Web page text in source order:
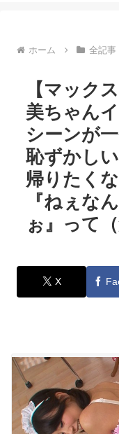
ホーム 全記事
【マック
美ちゃん
シーンが
恥ずかし
帰りたく
『ねぇな
ぉ』って
X